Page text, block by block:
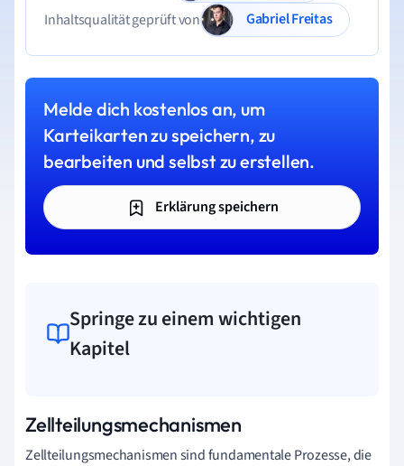
Inhaltsqualität geprüft von
Gabriel Freitas
Melde dich kostenlos an, um
Karteikarten zu speichern, zu
bearbeiten und selbst zu erstellen.
Erklärung speichern
Springe zu einem wichtigen
Kapitel
Zellteilungsmechanismen
Zellteilungsmechanismen sind fundamentale Prozesse, die